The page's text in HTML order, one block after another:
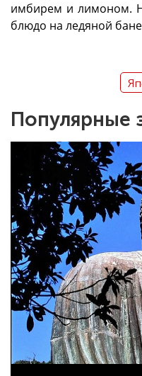
имбирем и лимоном.
блюдо на ледяной
Популярные